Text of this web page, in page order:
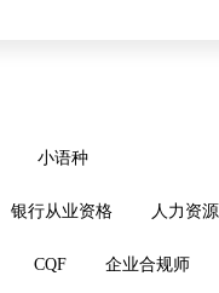
小语种
银行从业资格 人力资
CQF 企业合规师